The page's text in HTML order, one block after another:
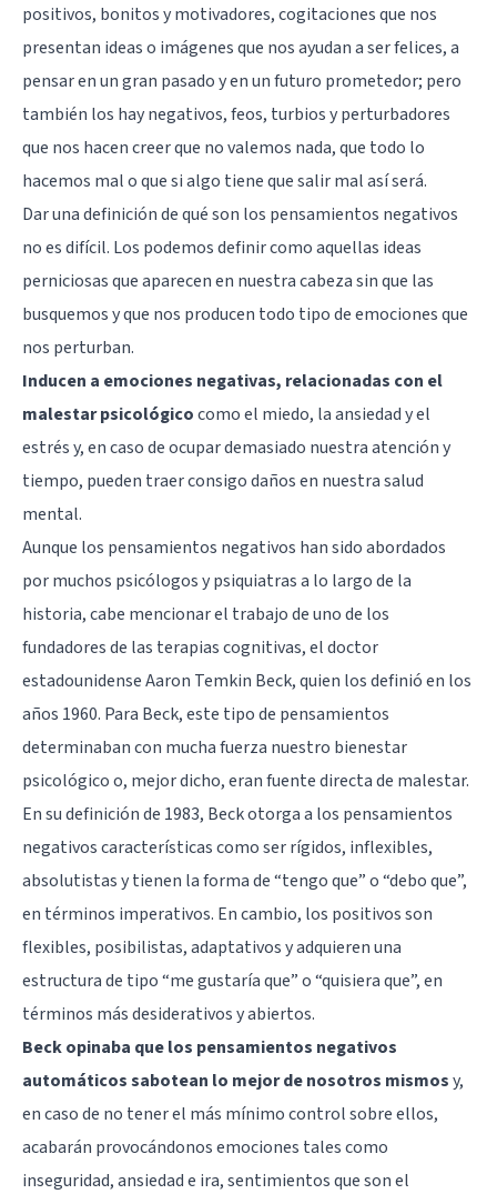
positivos, bonitos y motivadores, cogitaciones que nos
presentan ideas o imágenes que nos ayudan a ser felices, a
pensar en un gran pasado y en un futuro prometedor; pero
también los hay negativos, feos, turbios y perturbadores
que nos hacen creer que no valemos nada, que todo lo
hacemos mal o que si algo tiene que salir mal así será.
Dar una definición de qué son los pensamientos negativos
no es difícil. Los podemos definir como aquellas ideas
perniciosas que aparecen en nuestra cabeza sin que las
busquemos y que nos producen todo tipo de emociones que
nos perturban.
Inducen a emociones negativas, relacionadas con el
malestar psicológicocomo el miedo, la ansiedad y el
estrés y, en caso de ocupar demasiado nuestra atención y
tiempo, pueden traer consigo daños en nuestra salud
mental.
Aunque los pensamientos negativos han sido abordados
por muchos psicólogos y psiquiatras a lo largo de la
historia, cabe mencionar el trabajo de uno de los
fundadores de las terapias cognitivas, el doctor
estadounidenseAaron Temkin Beck, quien los definió en los
años 1960. Para Beck, este tipo de pensamientos
determinaban con mucha fuerza nuestro bienestar
psicológico o, mejor dicho, eran fuente directa de malestar.
En su definición de 1983, Beck otorga a los pensamientos
negativos características como ser rígidos, inflexibles,
absolutistas y tienen la forma de “tengo que” o “debo que”,
en términos imperativos. En cambio, los positivos son
flexibles, posibilistas, adaptativos y adquieren una
estructura de tipo “me gustaría que” o “quisiera que”, en
términos más desiderativos y abiertos.
Beck opinaba que los pensamientos negativos
automáticos sabotean lo mejor de nosotros mismosy,
en caso de no tener el más mínimo control sobre ellos,
acabarán provocándonos emociones tales como
inseguridad, ansiedad e ira, sentimientos que son el